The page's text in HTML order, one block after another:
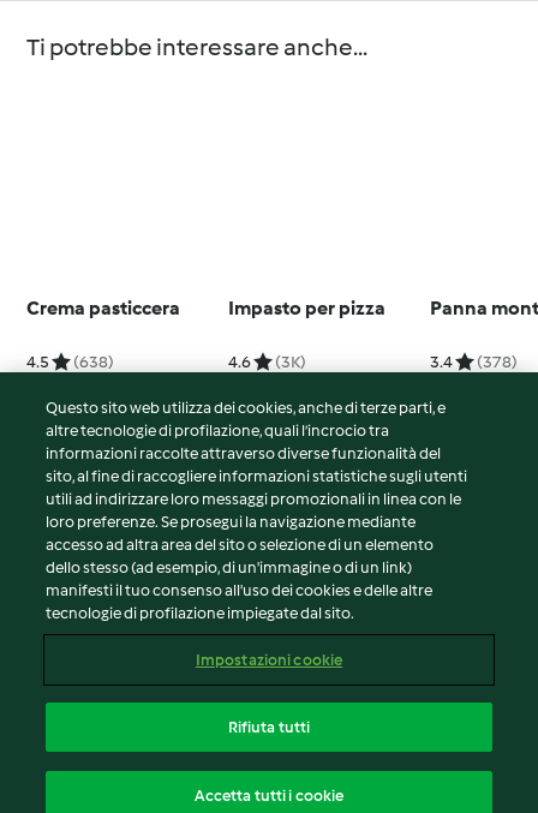
Ti potrebbe interessare anche...
Crema pasticcera
4.5 (638)
Impasto per pizza
4.6 (3K)
Panna
3.4 (378)
© Copyright 2026
Termini del servizio
Informativa sulla privacy
Avvertenze generali
Note legali
Contenuto del rapporto
Dichiarazione di accessibilità
Questo sito web utilizza dei cookies, anche di terze parti, e
altre tecnologie di profilazione, quali l’incrocio tra
informazioni raccolte attraverso diverse funzionalità del
sito, al fine di raccogliere informazioni statistiche sugli utenti
utili ad indirizzare loro messaggi promozionali in linea con le
loro preferenze. Se prosegui la navigazione mediante
accesso ad altra area del sito o selezione di un elemento
dello stesso (ad esempio, di un'immagine o di un link)
manifesti il tuo consenso all'uso dei cookies e delle altre
tecnologie di profilazione impiegate dal sito.
Impostazioni cookie
Rifiuta tutti
Accetta tutti i cookie